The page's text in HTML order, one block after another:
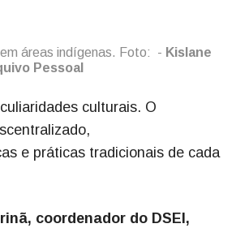
áreas indígenas. Foto: - Kislane
Pessoal
culturais. O
e práticas tradicionais de cada
coordenador do DSEI,